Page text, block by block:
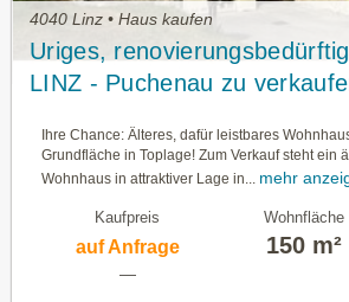
4040 Linz • Haus kaufen
Uriges,
LINZ - Puchenau zu
Ihre Chance: Älteres, dafür leistbares
Grundfläche in Toplage! Zum Verkauf steht ein
Wohnhaus in attraktiver Lage in... mehr
Kaufpreis
auf Anfrage
—
Wohnfläche
150 m²